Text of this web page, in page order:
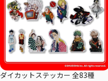
ダイカットステッカー 全83種